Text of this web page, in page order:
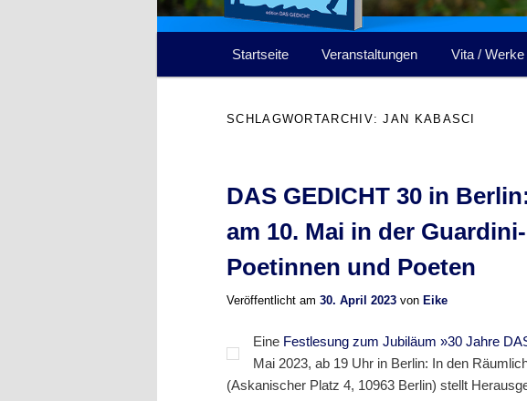
Startseite Veranstaltungen Vita / Werke
SCHLAGWORTARCHIV:JAN KABASCI
DAS GEDICHT 30 in
am 10. Mai in der
Poetinnen und Poeten
Veröffentlicht am 30. April 2023 von Eike
Eine Festlesung zum Jubiläum »30 Jahre
Mai 2023, ab 19 Uhr in Berlin: In den
(Askanischer Platz 4, 10963 Berlin) stellt